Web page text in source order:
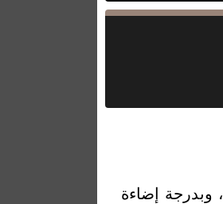
، وبدرجة إضاءة